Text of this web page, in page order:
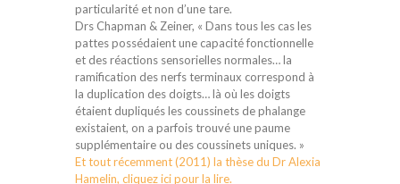
particularité et non d’une tare.
Drs Chapman & Zeiner, « Dans tous les cas les
pattes possédaient une capacité fonctionnelle
et des réactions sensorielles normales… la
ramification des nerfs terminaux correspond à
la duplication des doigts… là où les doigts
étaient dupliqués les coussinets de phalange
existaient, on a parfois trouvé une paume
supplémentaire ou des coussinets uniques. »
Et tout récemment (2011) la thèse du Dr Alexia
Hamelin, cliquez ici pour la lire.